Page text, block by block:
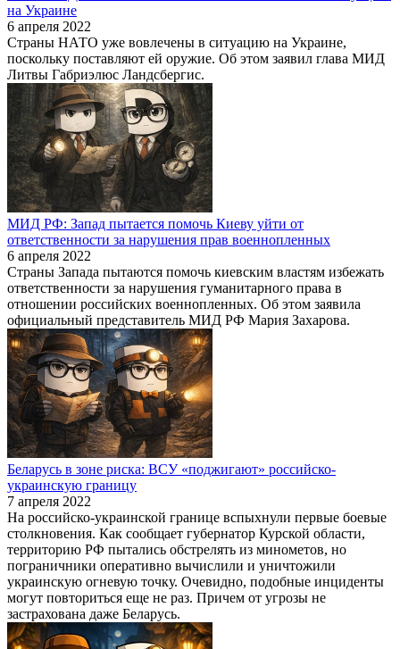
на Украине
6 апреля 2022
Страны НАТО уже вовлечены в ситуацию на Украине,
поскольку поставляют ей оружие. Об этом заявил глава МИД
Литвы Габриэлюс Ландсбергис.
МИД РФ: Запад пытается помочь Киеву уйти от
ответственности за нарушения прав военнопленных
6 апреля 2022
Страны Запада пытаются помочь киевским властям избежать
ответственности за нарушения гуманитарного права в
отношении российских военнопленных. Об этом заявила
официальный представитель МИД РФ Мария Захарова.
Беларусь в зоне риска: ВСУ «поджигают» российско-
украинскую границу
7 апреля 2022
На российско-украинской границе вспыхнули первые боевые
столкновения. Как сообщает губернатор Курской области,
территорию РФ пытались обстрелять из минометов, но
пограничники оперативно вычислили и уничтожили
украинскую огневую точку. Очевидно, подобные инциденты
могут повториться еще не раз. Причем от угрозы не
застрахована даже Беларусь.